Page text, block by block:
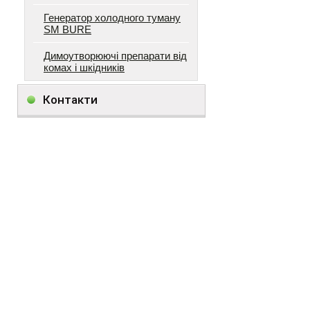
Генератор холодного туману
SM BURE
Димоутворюючі препарати від
комах і шкідників
Контакти